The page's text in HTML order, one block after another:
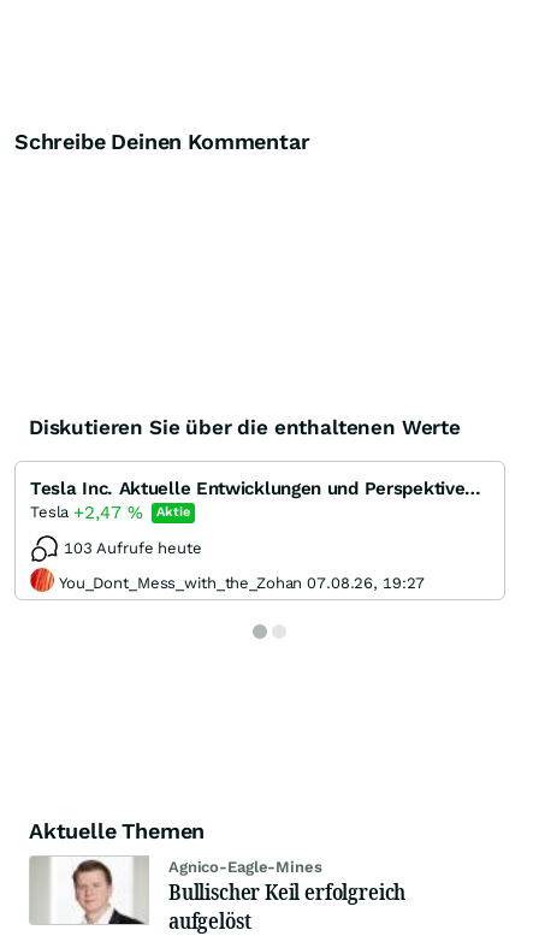
Schreibe Deinen Kommentar
Diskutieren Sie über die enthaltenen Werte
Tesla Inc. Aktuelle Entwicklungen und Perspektiven des Pioniers der Elektromobilität
Tesla +2,47 % Aktie
103 Aufrufe heute
You_Dont_Mess_with_the_Zohan 07.08.26, 19:27
Aktuelle Themen
Agnico-Eagle-Mines
Bullischer Keil erfolgreich
aufgelöst